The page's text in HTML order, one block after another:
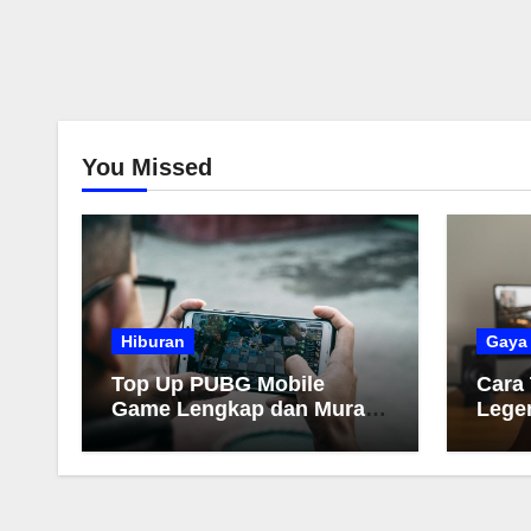
You Missed
Hiburan
Top Up PUBG Mobile
Game Lengkap dan Murah
Cara